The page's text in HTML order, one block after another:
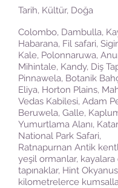
Tarih, Kültür, Doğa
Colombo, Dambulla,
Habarana, Fil safari,
Kale, Polonnaruwa,
Mihintale, Kandy, Diş
Pinnawela, Botanik
Eliya, Horton Plains,
Vedas Kabilesi, Adam
Beruwela, Galle,
Yumurtlama Alanı,
National Park Safari,
Ratnapurnan Antik
yeşil ormanlar,
tapınaklar, Hint
kilometrelerce